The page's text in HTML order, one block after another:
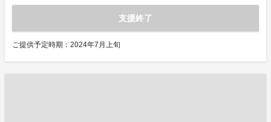
支援終了
ご提供予定時期：2024年7月上旬